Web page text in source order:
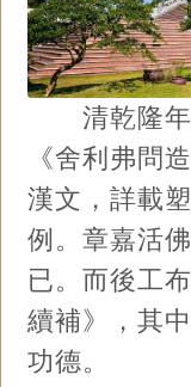
清乾隆年
《舍利弗問
漢文，詳載
例。章嘉活
已。而後工
續補》，其
功德。